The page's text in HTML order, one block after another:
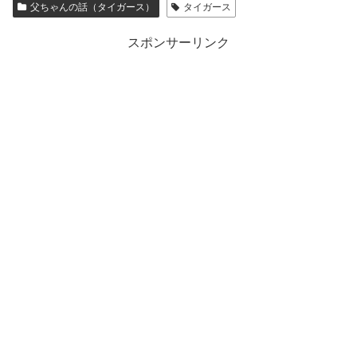
父ちゃんの話（タイガース） タイガース
スポンサーリンク